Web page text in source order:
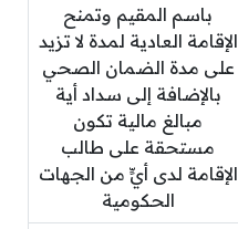
باسم المقيم وتمنح
الإقامة العادية لمدة لا تزيد
على مدة الضمان الصحي
بالإضافة إلى سداد أية
مبالغ مالية تكون
مستحقة على طالب
الإقامة لدى أيٍّ من الجهات
الحكومية